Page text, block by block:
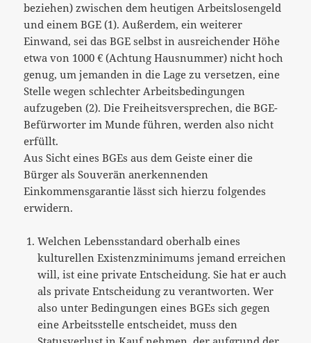
beziehen) zwischen dem heutigen Arbeitslosengeld
und einem BGE (1). Außerdem, ein weiterer
Einwand, sei das BGE selbst in ausreichender Höhe
etwa von 1000 € (Achtung Hausnummer) nicht hoch
genug, um jemanden in die Lage zu versetzen, eine
Stelle wegen schlechter Arbeitsbedingungen
aufzugeben (2). Die Freiheitsversprechen, die BGE-
Befürworter im Munde führen, werden also nicht
erfüllt.
Aus Sicht eines BGEs aus dem Geiste einer die
Bürger als Souverän anerkennenden
Einkommensgarantie lässt sich hierzu folgendes
erwidern.
Welchen Lebensstandard oberhalb eines
kulturellen Existenzminimums jemand erreichen
will, ist eine private Entscheidung. Sie hat er auch
als private Entscheidung zu verantworten. Wer
also unter Bedingungen eines BGEs sich gegen
eine Arbeitsstelle entscheidet, muss den